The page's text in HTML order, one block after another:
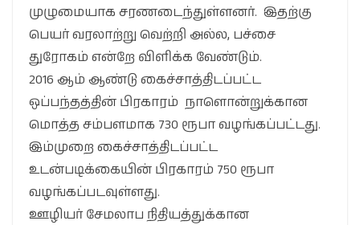
முழுமையாக சரணடைந்துள்ளனர். இதற்கு
பெயர் வரலாற்று வெற்றி அல்ல, பச்சை
துரோகம் என்றே விளிக்க வேண்டும்.
2016 ஆம் ஆண்டு கைச்சாத்திடப்பட்ட
ஒப்பந்தத்தின் பிரகாரம் நாளொன்றுக்கான
மொத்த சம்பளமாக 730 ரூபா வழங்கப்பட்டது.
இம்முறை கைச்சாத்திடப்பட்ட
உடன்படிக்கையின் பிரகாரம் 750 ரூபா
வழங்கப்படவுள்ளது.
ஊழியர் சேமலாப நிதியத்துக்கான